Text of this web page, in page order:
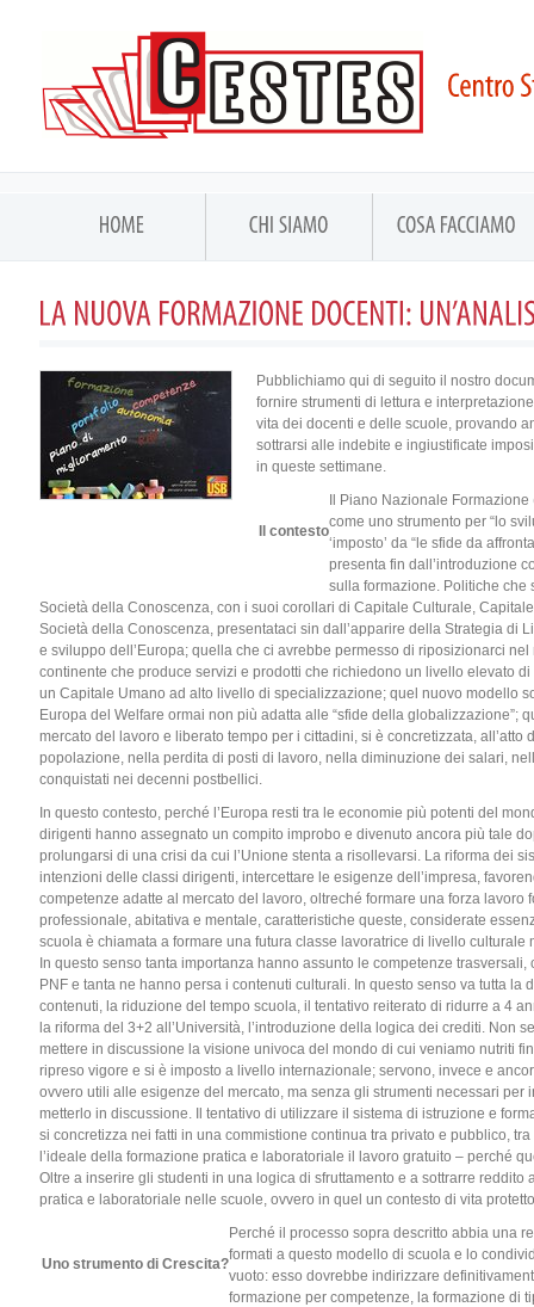
Pubblichiamo qui di seguito il nostro
fornire strumenti di lettura e
vita dei docenti e delle scuole, provando
sottrarsi alle indebite e ingiustificate
in queste settimane.
Il contesto
Il Piano Nazionale
come uno strumento per “lo
‘imposto’ da “le sfide da
presenta fin dall’introduzione
sulla formazione. Politiche
Società della Conoscenza, con i suoi corollari di Capitale Culturale,
Società della Conoscenza, presentataci sin dall’apparire della Strategia di
e sviluppo dell’Europa; quella che ci avrebbe permesso di riposizionarci
continente che produce servizi e prodotti che richiedono un livello elevato
un Capitale Umano ad alto livello di specializzazione; quel nuovo modello
Europa del Welfare ormai non più adatta alle “sfide della globalizzazione”;
mercato del lavoro e liberato tempo per i cittadini, si è concretizzata,
popolazione, nella perdita di posti di lavoro, nella diminuzione dei salari,
conquistati nei decenni postbellici.
In questo contesto, perché l’Europa resti tra le economie più potenti del
dirigenti hanno assegnato un compito improbo e divenuto ancora più tale
prolungarsi di una crisi da cui l’Unione stenta a risollevarsi. La riforma dei
intenzioni delle classi dirigenti, intercettare le esigenze dell’impresa,
competenze adatte al mercato del lavoro, oltreché formare una forza lavoro
professionale, abitativa e mentale, caratteristiche queste, considerate
scuola è chiamata a formare una futura classe lavoratrice di livello
In questo senso tanta importanza hanno assunto le competenze
PNF e tanta ne hanno persa i contenuti culturali. In questo senso va tutta la
contenuti, la riduzione del tempo scuola, il tentativo reiterato di ridurre a 4
la riforma del 3+2 all’Università, l’introduzione della logica dei crediti. Non
mettere in discussione la visione univoca del mondo di cui veniamo nutriti
ripreso vigore e si è imposto a livello internazionale; servono, invece e
ovvero utili alle esigenze del mercato, ma senza gli strumenti necessari per
metterlo in discussione. Il tentativo di utilizzare il sistema di istruzione e
si concretizza nei fatti in una commistione continua tra privato e pubblico,
l’ideale della formazione pratica e laboratoriale il lavoro gratuito – perché
Oltre a inserire gli studenti in una logica di sfruttamento e a sottrarre
pratica e laboratoriale nelle scuole, ovvero in quel un contesto di vita
Uno strumento di Crescita?
Perché il processo sopra descritto abbia una
formati a questo modello di scuola e lo
vuoto: esso dovrebbe indirizzare
formazione per competenze, la formazione di